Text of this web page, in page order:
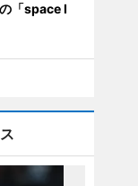
「space I